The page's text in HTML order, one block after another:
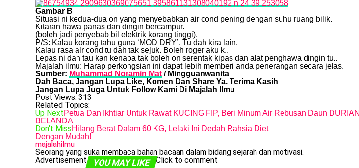
Gambar B
Situasi ni kedua-dua on yang menyebabkan air cond pening dengan suhu ruang bilik.
Kitaran hawa panas dan dingin bercampur.
(boleh jadi penyebab bil elektrik korang tinggi).
P/S: Kalau korang tahu guna ‘MOD DRY’, Tu dah kira lain.
Kalau rasa air cond tu dah tak sejuk. Boleh roger aku k..
Lepas ni dah tau kan kenapa tak boleh on serentak kipas dan alat penghawa dingin tu..
Majalah ilmu: Harap perkongsian ini dapat lebih memberi anda penerangan secara jelas.
Sumber: Muhammad Noramin Mat / Mingguanwanita
Dah Baca, Jangan Lupa Like, Komen Dan Share Ya. Terima Kasih
Jangan Lupa Juga Untuk Follow Kami Di Majalah Ilmu
Post Views: 313
Related Topics:
Up NextPetua Dan Ikhtiar Untuk Rawat KUCING FIP, Beri Minum Air Rebusan Daun DURIAN
BELANDA
Don't MissHilang Berat Dalam 60 KG, Lelaki Ini Dedah Rahsia Diet
Dengan Mudah!
majalahilmu
Seorang yang suka membaca bahan bacaan dalam bidang sejarah dan motivasi.
Advertisement
YOU MAY LIKE Click to comment